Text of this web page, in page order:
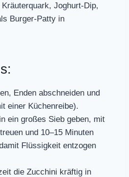
Joghurt-Dip,
Burger-Patty in
Enden abschneiden und
einer Küchenreibe).
ein großes Sieb geben, mit
und 10–15 Minuten
Flüssigkeit entzogen
die Zucchini kräftig in